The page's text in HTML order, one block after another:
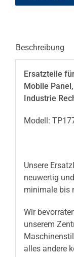
Beschreibung
Ersatzteile
Mobile
Industrie
Modell:
Unsere
neuwertig
minimale bis
Wir
unserem
alles andere